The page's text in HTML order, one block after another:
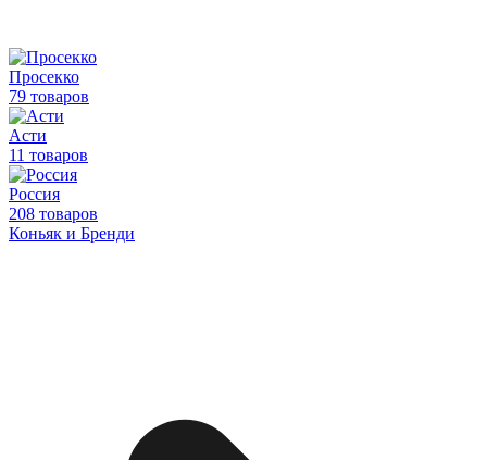
Просекко
79 товаров
Асти
11 товаров
Россия
208 товаров
Коньяк и Бренди